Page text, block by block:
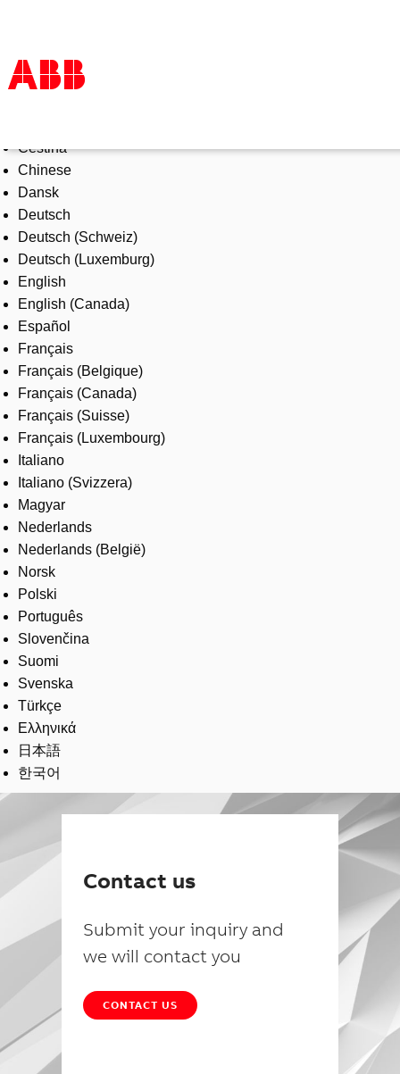
Products & Solutions
Industries
Services
About us
Where to buy
Contact us
Careers
Čeština
Chinese
Dansk
Deutsch
Deutsch (Schweiz)
Deutsch (Luxemburg)
English
English (Canada)
Español
Français
Français (Belgique)
Français (Canada)
Français (Suisse)
Français (Luxembourg)
Italiano
Italiano (Svizzera)
Magyar
Nederlands
Nederlands (België)
Norsk
Polski
Português
Slovenčina
Suomi
Svenska
Türkçe
Ελληνικά
日本語
한국어
Contact us
Submit your inquiry and
we will contact you
CONTACT US